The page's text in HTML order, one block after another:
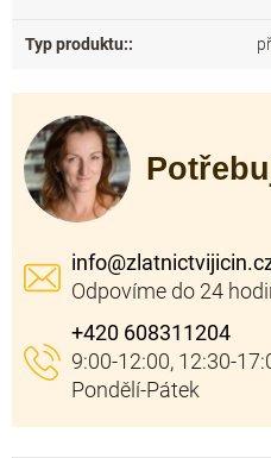
Typ produktu::
info@
+420 608311204